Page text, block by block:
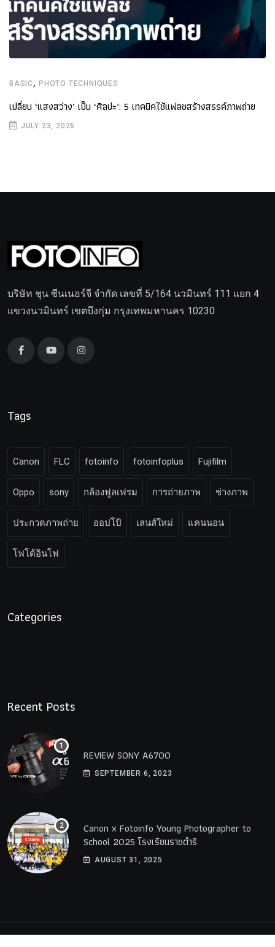
BASIC, PHOTO TECHNIQUES
เปลี่ยน ‘แสงสว่าง’ เป็น ‘ศิลปะ’: 5 เทคนิคใช้แฟลชสร้างสรรค์ภาพถ่าย
JULY 23, 2026
บริษัท ชุน ซีนเนอร์จี จำกัด เลขที่ 5/164 นวมินทร์ 111 แยก 4
แขวงนวมินทร์ เขตบึงกุ่ม กรุงเทพมหานคร 10230
Tags
Canon FLC fotoinfo fotoinfoplus Fujifilm
Oppo sony กล้องฟูลเฟรม การถ่ายภาพ ช่างภาพ
ประกวดภาพถ่าย ออปโป้ เลนส์ใหม่ แคนนอน
โฟโต้อินโฟ
Categories
Recent Posts
REVIEW SONY A6700
SEPTEMBER 6, 2023
Canon x Fotoinfo​ Young​ Photographer to
School 2025 โรงเรียนราชดำริ
AUGUST 31, 2025